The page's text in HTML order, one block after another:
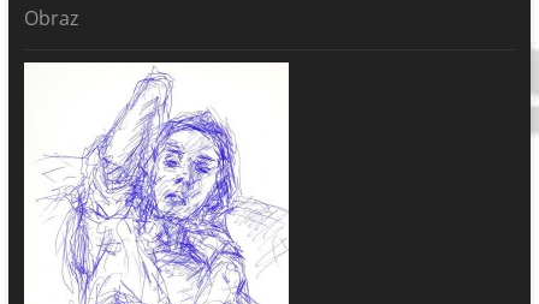
Obraz